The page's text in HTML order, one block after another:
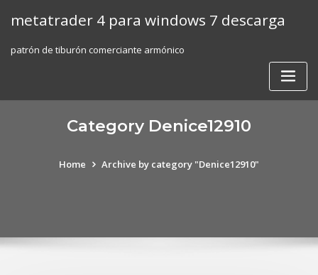
metatrader 4 para windows 7 descarga
patrón de tiburón comerciante armónico
Category Denice12910
Home Archive by category "Denice12910"